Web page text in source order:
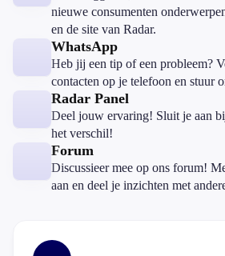
nieuwe consumenten
en de site van Radar.
WhatsApp
Heb jij een tip of een probleem?
contacten op je telefoon en stuur
Radar Panel
Deel jouw ervaring! Sluit je aan
het verschil!
Forum
Discussieer mee op ons forum!
aan en deel je inzichten met